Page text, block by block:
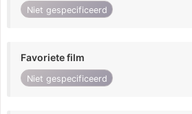
Niet gespecificeerd
Favoriete film
Niet gespecificeerd